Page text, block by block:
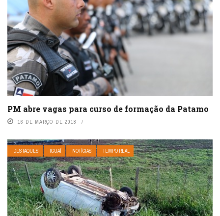
PM abre vagas para curso de formação da Patamo
16 DE MARÇO DE 2018
DESTAQUES IGUAÍ NOTÍCIAS TEMPO REAL